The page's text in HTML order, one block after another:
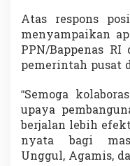
Atas respons
menyampaikan
PPN/Bappenas
pemerintah pusat
“Semoga
upaya
berjalan lebih
nyata bagi
Unggul, Agamis,